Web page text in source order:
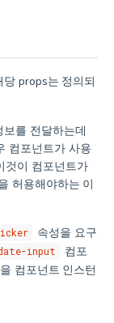
props는 정의되
를 전달하는데
컴포넌트가 사용
것이 컴포넌트가
허용해야하는 이
속성을 요구
input
컴포
컴포넌트 인스턴